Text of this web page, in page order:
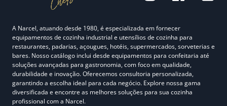
A Narcel, atuando desde 1980, é especializada em fornecer
equipamentos de cozinha industrial e utensílios de cozinha para
restaurantes, padarias, açougues, hotéis, supermercados, sorveterias e
bares. Nosso catálogo inclui desde equipamentos para confeitaria até
soluções avançadas para gastronomia, com foco em qualidade,
durabilidade e inovação. Oferecemos consultoria personalizada,
garantindo a escolha ideal para cada negócio. Explore nossa gama
diversificada e encontre as melhores soluções para sua cozinha
profissional com a Narcel.